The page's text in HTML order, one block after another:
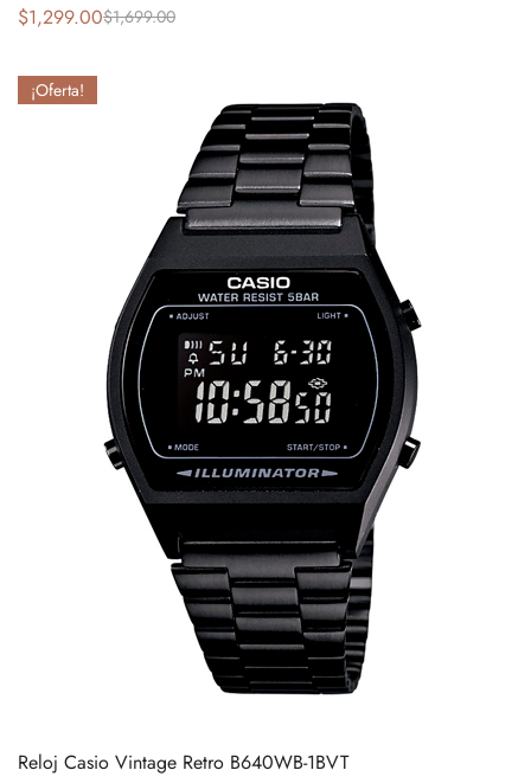
$1,699.00
$1,299.00
¡Oferta!
Reloj Casio Vintage Retro B640WB-1BVT